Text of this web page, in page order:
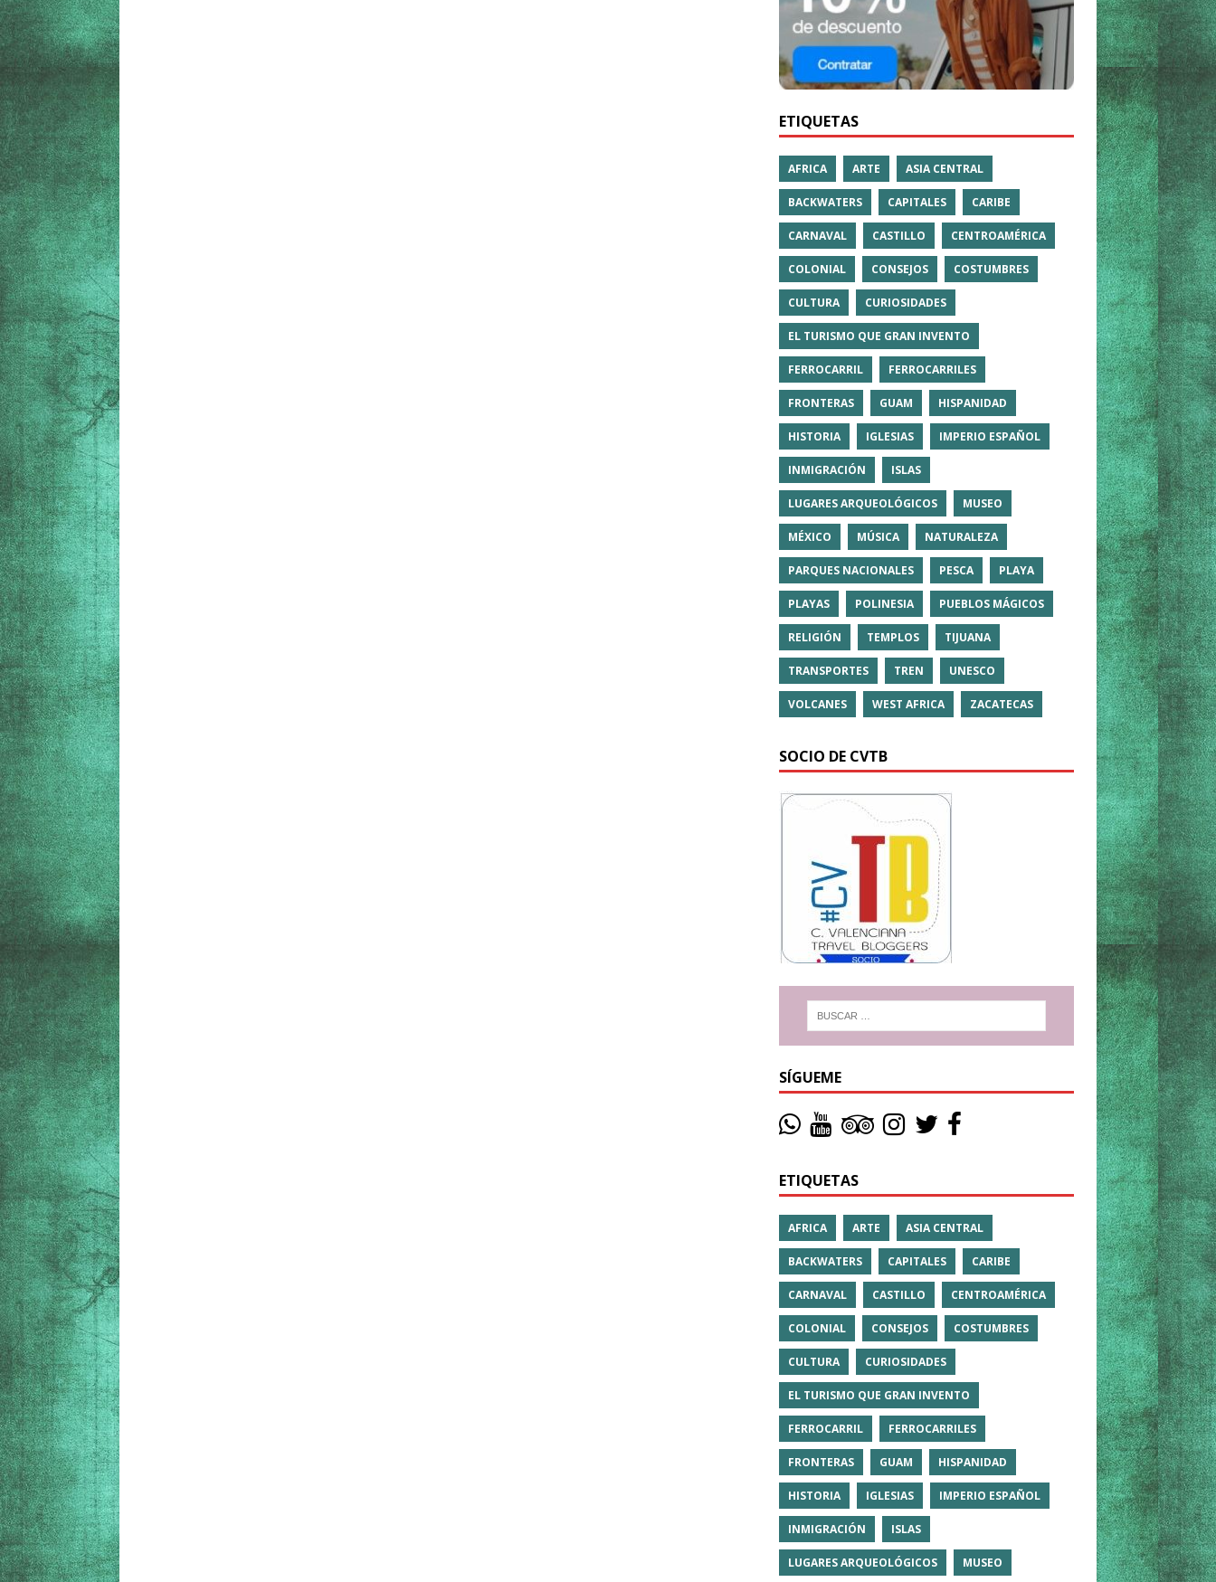
ETIQUETAS
AFRICA ARTE ASIA CENTRAL
BACKWATERS CAPITALES CARIBE
CARNAVAL CASTILLO CENTROAMÉRICA
COLONIAL CONSEJOS COSTUMBRES
CULTURA CURIOSIDADES
EL TURISMO QUE GRAN INVENTO
FERROCARRIL FERROCARRILES
FRONTERAS GUAM HISPANIDAD
HISTORIA IGLESIAS IMPERIO ESPAÑOL
INMIGRACIÓN ISLAS
LUGARES ARQUEOLÓGICOS MUSEO
MÉXICO MÚSICA NATURALEZA
PARQUES NACIONALES PESCA PLAYA
PLAYAS POLINESIA PUEBLOS MÁGICOS
RELIGIÓN TEMPLOS TIJUANA
TRANSPORTES TREN UNESCO
VOLCANES WEST AFRICA ZACATECAS
SOCIO DE CVTB
SÍGUEME
ETIQUETAS
AFRICA ARTE ASIA CENTRAL
BACKWATERS CAPITALES CARIBE
CARNAVAL CASTILLO CENTROAMÉRICA
COLONIAL CONSEJOS COSTUMBRES
CULTURA CURIOSIDADES
EL TURISMO QUE GRAN INVENTO
FERROCARRIL FERROCARRILES
FRONTERAS GUAM HISPANIDAD
HISTORIA IGLESIAS IMPERIO ESPAÑOL
INMIGRACIÓN ISLAS
LUGARES ARQUEOLÓGICOS MUSEO